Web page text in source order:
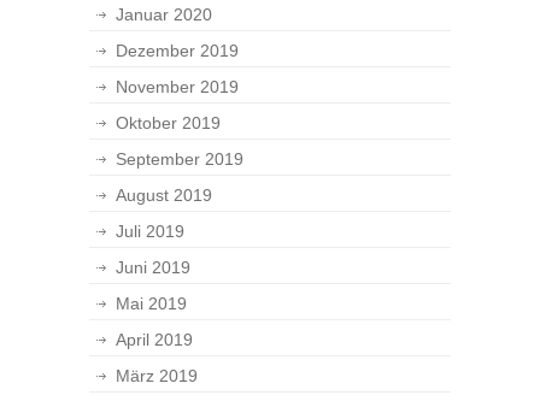
Januar 2020
Dezember 2019
November 2019
Oktober 2019
September 2019
August 2019
Juli 2019
Juni 2019
Mai 2019
April 2019
März 2019